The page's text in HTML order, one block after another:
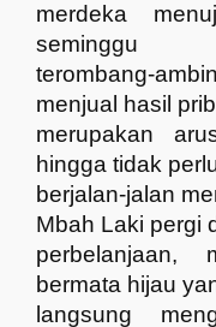
merdeka
seminggu
terombang-
menjual hasil
merupakan
hingga tidak
berjalan-jalan
Mbah Laki pergi
perbelanjaan,
bermata hijau
langsung